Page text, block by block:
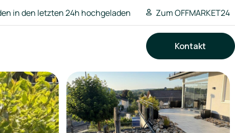
in den letzten 24h hochgeladen Zum OFFMARKET24
Kontakt